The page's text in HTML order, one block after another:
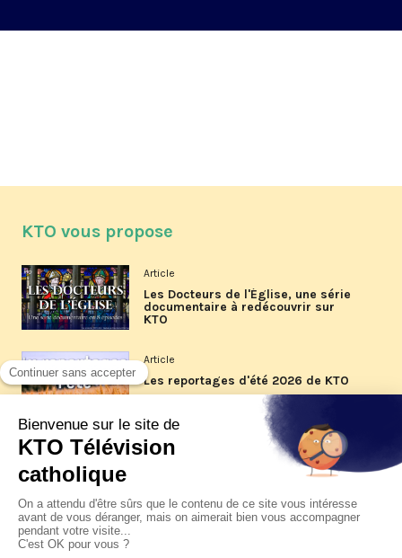
KTO vous propose
Article
Les Docteurs de l'Église, une série
documentaire à redécouvrir sur
KTO
Article
Les reportages d'été 2026 de KTO
Article
La visite pastorale du pape Léon
XIV à Assise à suivre sur KTO le